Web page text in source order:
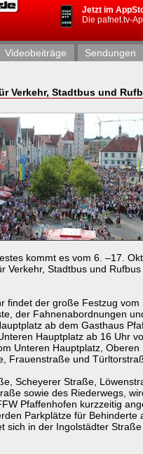
Jetzt im
Die pafnet.tv-
Videobeiträge Sendungen
Verkehr, Stadtbus und
kommt es vom 6. –17.
Verkehr, Stadtbus und
findet der große Festzug vom
der Fahnenabordnungen
ab dem Gasthaus
Hauptplatz ab 16 Uhr
Unteren Hauptplatz,
Frauenstraße und
Scheyerer Straße,
sowie des Riederwegs,
Pfaffenhofen kurzzeitig
Parkplätze für Behinderte
sich in der Ingolstädter